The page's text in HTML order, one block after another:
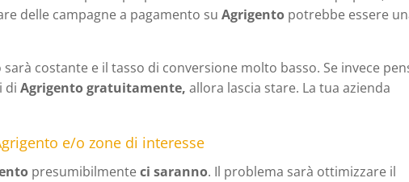
delle campagne a pagamento suAgrigento potrebbe essere
costante e il tasso di conversione molto basso. Se invece
diAgrigento gratuitamente,allora lascia stare. La tua azienda
e/o zone di interesse
presumibilmenteci saranno. Il problema sarà ottimizzare il